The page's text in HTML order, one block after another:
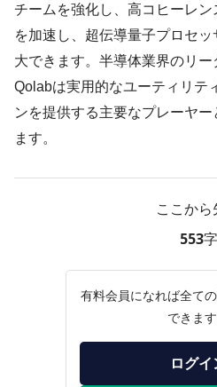
チームを強化し、高コヒーレ
を加速し、超伝導量子プロセ
大できます。半導体業界のリー
Qolabは実用的なユーティリテ
ンを提供する主要なプレーヤ
ます。
ここから
553字
有料会員になれば全て
できます
ログイ